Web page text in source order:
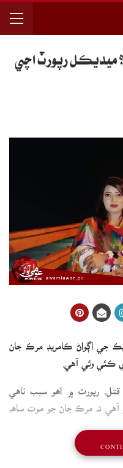
ميديڪل رپورٽ اچي
جي اڳواڻ ڪامريڊ مرڪ جان
ڪئي وئي آهي.
رپورٽ ۾ اهو سبب ناهي
آهي ته مرڪ جان جو موت ساهه
مرڪ پيرزادو جو ڦاهو ڏنل